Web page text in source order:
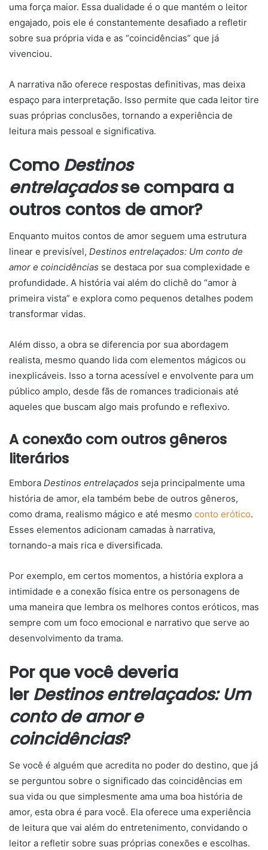
uma força maior. Essa dualidade é o que mantém o leitor
engajado, pois ele é constantemente desafiado a refletir
sobre sua própria vida e as “coincidências” que já
vivenciou.
A narrativa não oferece respostas definitivas, mas deixa
espaço para interpretação. Isso permite que cada leitor tire
suas próprias conclusões, tornando a experiência de
leitura mais pessoal e significativa.
Como Destinos
entrelaçadosse compara a
outros contos de amor?
Enquanto muitos contos de amor seguem uma estrutura
linear e previsível, Destinos entrelaçados: Um conto de
amor e coincidências se destaca por sua complexidade e
profundidade. A história vai além do clichê do “amor à
primeira vista” e explora como pequenos detalhes podem
transformar vidas.
Além disso, a obra se diferencia por sua abordagem
realista, mesmo quando lida com elementos mágicos ou
inexplicáveis. Isso a torna acessível e envolvente para um
público amplo, desde fãs de romances tradicionais até
aqueles que buscam algo mais profundo e reflexivo.
A conexão com outros gêneros
literários
Embora Destinos entrelaçados seja principalmente uma
história de amor, ela também bebe de outros gêneros,
como drama, realismo mágico e até mesmo conto erótico.
Esses elementos adicionam camadas à narrativa,
tornando-a mais rica e diversificada.
Por exemplo, em certos momentos, a história explora a
intimidade e a conexão física entre os personagens de
uma maneira que lembra os melhores contos eróticos, mas
sempre com um foco emocional e narrativo que serve ao
desenvolvimento da trama.
Por que você deveria
ler Destinos entrelaçados: Um
conto de amor e
coincidências?
Se você é alguém que acredita no poder do destino, que já
se perguntou sobre o significado das coincidências em
sua vida ou que simplesmente ama uma boa história de
amor, esta obra é para você. Ela oferece uma experiência
de leitura que vai além do entretenimento, convidando o
leitor a refletir sobre suas próprias conexões e escolhas.